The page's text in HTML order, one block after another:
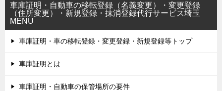
車庫証明・自動車の移転登録（名義変更）・変更登録
（住所変更）・新規登録・抹消登録代行サービス埼玉
MENU
車庫証明・車の移転登録・変更登録・新規登録等トップ
車庫証明とは
車庫証明・自動車の保管場所の要件